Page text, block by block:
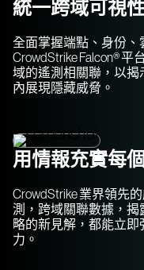
統一跨域可視
全面掌握端點、身份、
CrowdStrike Falcon®
域的遙測相關聯，以
內展現隱藏威脅。
用情報充實每
CrowdStrike 業界領先
測，跨域關聯數據，
略的新見解，都能立
力。